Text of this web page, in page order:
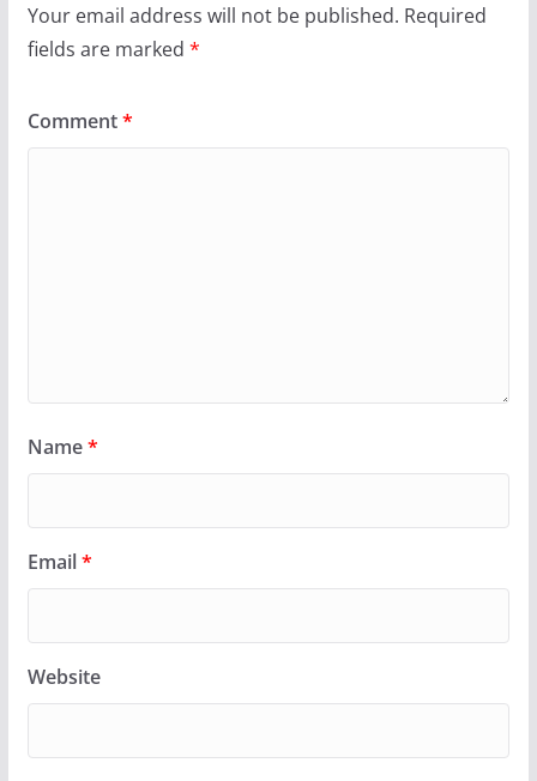
Your email address will not be published. Required
fields are marked *
Comment*
Name*
Email*
Website